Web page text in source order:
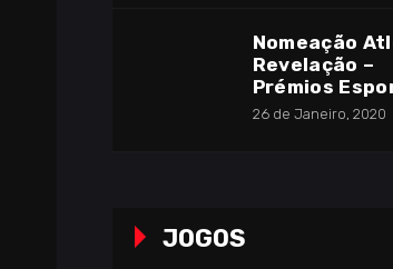
Nomeação
Revelação –
Prémios
26 de Janeiro, 2020
JOGOS